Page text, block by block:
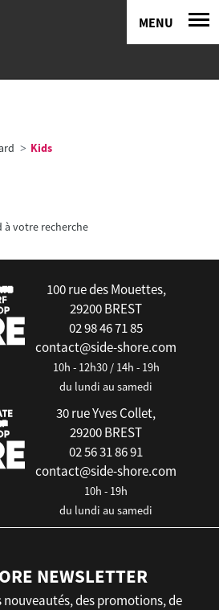
MENU
Kids
à votre recherche
100 rue des Mouettes,
29200 BREST
02 98 46 71 85
contact@side-shore.com
10h - 12h30 / 14h - 19h
du lundi au samedi
30 rue Yves Collet,
29200 BREST
02 56 31 86 91
contact@side-shore.com
10h - 19h
du lundi au samedi
NEWSLETTER
nouveautés, des promotions, de